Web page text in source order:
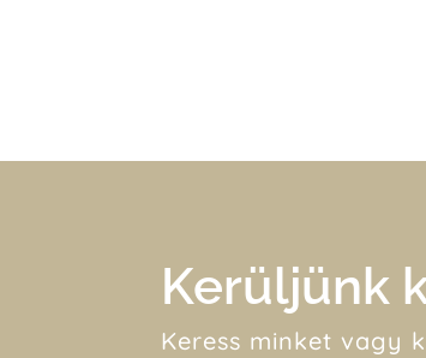
Kerüljünk
Keress minket vagy